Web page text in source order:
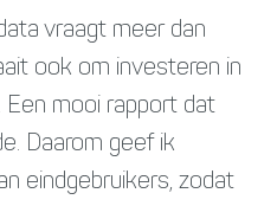
vraagt meer dan
ook om investeren in
mooi rapport dat
Daarom geef ik
eindgebruikers, zodat